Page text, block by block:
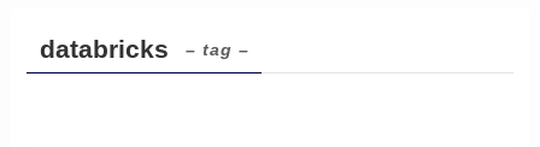
databricks – tag –